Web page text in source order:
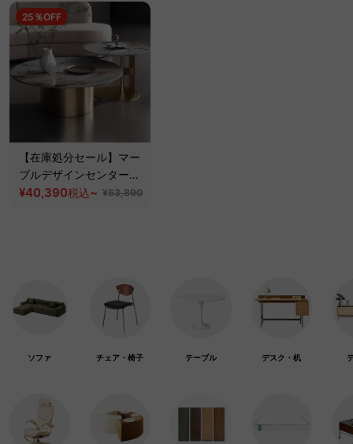
25％OFF
【在庫処分セール】マー
ブルデザインセンターテ
ーブル
¥40,390税込~ ¥53,890
ソファ チェア・椅子 テーブル デスク・机